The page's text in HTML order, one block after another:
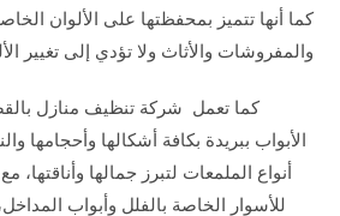
كما أنها تتميز بمحفظتها على الألوان
والمفروشات والأثاث ولا تؤدي إلى تغيير
كما تعمل شركة تنظيف منازل
الأبواب ببريدة بكافة أشكالها وأحجامها
أنواع الملمعات لتبرز جمالها
للأسوار الخاصة بالفلل وأبواب